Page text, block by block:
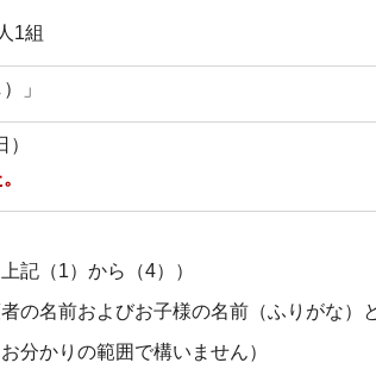
1組
」
記（1）から（4））
名前およびお子様の名前（ふりがな）
分かりの範囲で構いません）